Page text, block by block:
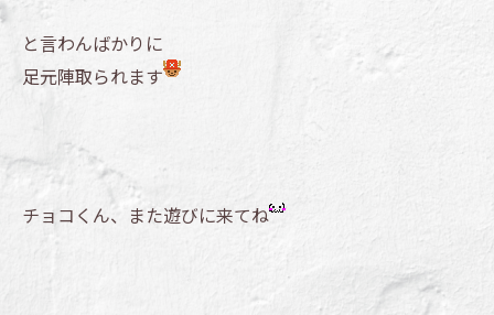
と言わんばかりに
足元陣取られます
チョコくん、また遊びに来てね